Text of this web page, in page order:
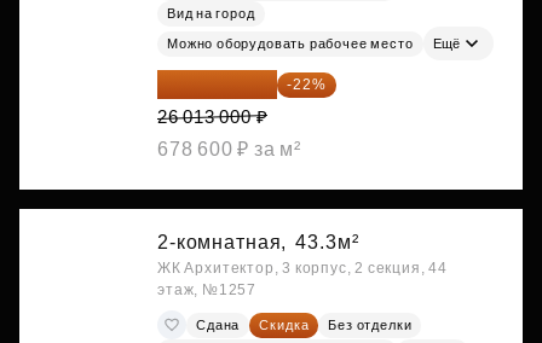
Вид на город
Можно оборудовать рабочее место Ещё
20 290 140 ₽ -22%
26 013 000 ₽
678 600 ₽ за м²
2-комнатная, 43.3м²
ЖК Архитектор, 3 корпус, 2 секция, 44
этаж, №1257
Сдана Скидка
Без отделки